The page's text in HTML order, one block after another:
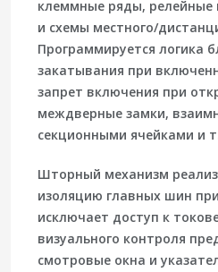
клеммные ряды, релейные
и схемы местного/
Программируется логика
закатывания при
запрет включения при
междверные замки,
секционными ячейками и
Шторный механизм
изоляцию главных шин
исключает доступ к
визуального контроля
смотровые окна и